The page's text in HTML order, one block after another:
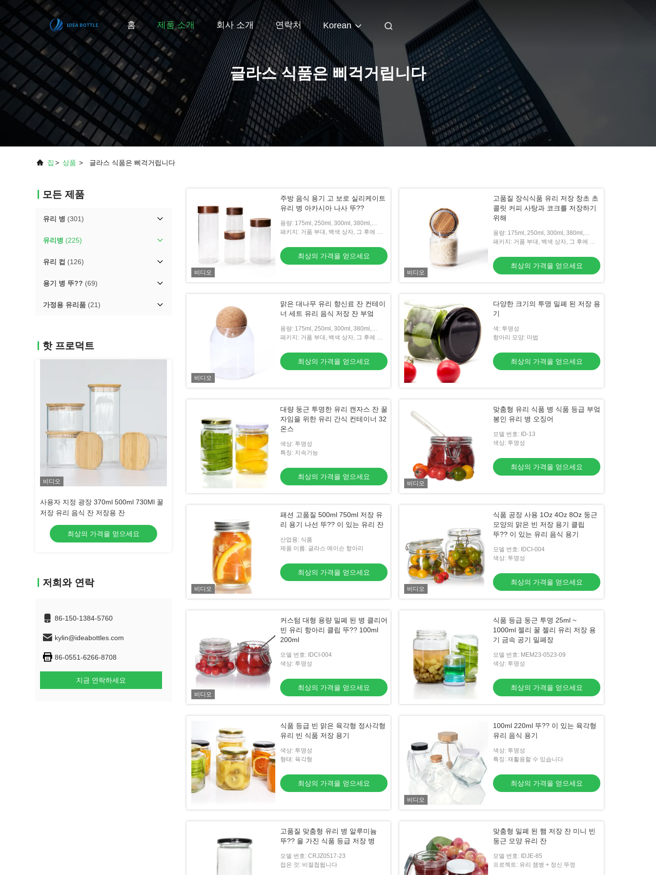
홈 제품 소개 회사 소개 연락처 Korean
글라스 식품은 삐걱거립니다
집 > 상품 > 글라스 식품은 삐걱거립니다
모든 제품
유리 병 (301)
유리병 (225)
유리 컵 (126)
용기 병 뚜?? (69)
가정용 유리품 (21)
핫 프로덕트
비디오
식품 용기 향신료 유리 용기 주방 용기 나
무 뚜?? 이 있는 보로 실리케이트
최상의 가격을 얻으세요 최상의 가격을 얻으세요
저희와 연락
86-150-1384-5760
kylin@ideabottles.com
86-0551-6266-8708
지금 연락하세요
비디오
주방 음식 용기 고 보로 실리케이트
유리 병 아카시아 나사 뚜??
용량: 175ml, 250ml, 300ml, 380ml,
700ml, 800ml 등
패키지: 거품 부대, 백색 상자, 그 후에 판
최상의 가격을 얻으세요
비디오
고품질 장식식품 유리 저장 창초 초
콜릿 커피 사탕과 코크를 저장하기
위해
용량: 175ml, 250ml, 300ml, 380ml,
700ml, 800ml 등
패키지: 거품 부대, 백색 상자, 그 후에 판
최상의 가격을 얻으세요
비디오
맑은 대나무 유리 향신료 잔 컨테이
너 세트 유리 음식 저장 잔 부엌
용량: 175ml, 250ml, 300ml, 380ml,
700ml, 800ml 등
패키지: 거품 부대, 백색 상자, 그 후에 판
최상의 가격을 얻으세요
다양한 크기의 투명 밀폐 된 저장 용
기
색: 투명성
항아리 모양: 마법
최상의 가격을 얻으세요
대량 둥근 투명한 유리 캔자스 잔 꿀
자임을 위한 유리 간식 컨테이너 32
온스
색상: 투명성
특징: 지속가능
최상의 가격을 얻으세요
비디오
맞춤형 유리 식품 병 식품 등급 부엌
봉인 유리 병 오징어
모델 번호: ID-13
색상: 투명성
최상의 가격을 얻으세요
비디오
패션 고품질 500ml 750ml 저장 유
리 용기 나선 뚜?? 이 있는 유리 잔
산업용: 식품
제품 이름: 글라스 메이슨 항아리
최상의 가격을 얻으세요
비디오
식품 공장 사용 1Oz 4Oz 8Oz 둥근
모양의 맑은 빈 저장 용기 클립
뚜?? 이 있는 유리 음식 용기
모델 번호: IDCI-004
색상: 투명성
최상의 가격을 얻으세요
비디오
커스텀 대형 용량 밀폐 된 병 클리어
빈 유리 항아리 클립 뚜?? 100ml
200ml
모델 번호: IDCI-004
색상: 투명성
최상의 가격을 얻으세요
식품 등급 둥근 투명 25ml ~
1000ml 젤리 꿀 젤리 유리 저장 용
기 금속 공기 밀폐장
모델 번호: MEM23-0523-09
색상: 투명성
최상의 가격을 얻으세요
식품 등급 빈 맑은 육각형 정사각형
유리 빈 식품 저장 용기
색상: 투명성
형태: 육각형
최상의 가격을 얻으세요
비디오
100ml 220ml 뚜?? 이 있는 육각형
유리 음식 용기
색상: 투명성
특징: 재활용할 수 있습니다
최상의 가격을 얻으세요
고품질 맞춤형 유리 병 알루미늄
뚜?? 을 가진 식품 등급 저장 병
모델 번호: CRJZ0517-23
접은 것: 비절첩됩니다
맞춤형 밀폐 된 햄 저장 잔 미니 빈
둥근 모양 유리 잔
모델 번호: IDJE-85
프로젝트: 유리 잼병 + 정신 뚜껑